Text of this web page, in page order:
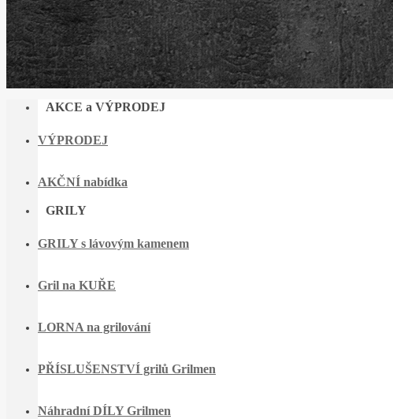
AKCE a VÝPRODEJ
VÝPRODEJ
AKČNÍ nabídka
GRILY
GRILY s lávovým kamenem
Gril na KUŘE
LORNA na grilování
PŘÍSLUŠENSTVÍ grilů Grilmen
Náhradní DÍLY Grilmen